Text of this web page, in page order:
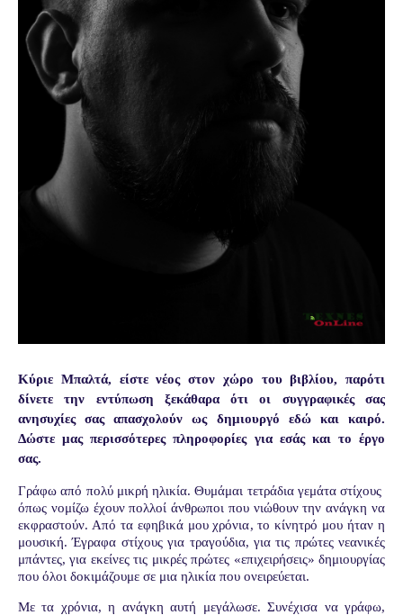
Κύριε Μπαλτά, είστε νέος στον χώρο του βιβλίου, παρότι
δίνετε την εντύπωση ξεκάθαρα ότι οι συγγραφικές σας
ανησυχίες σας απασχολούν ως δημιουργό εδώ και καιρό.
Δώστε μας περισσότερες πληροφορίες για εσάς και το έργο
σας.
Γράφω από πολύ μικρή ηλικία. Θυμάμαι τετράδια γεμάτα στίχους
όπως νομίζω έχουν πολλοί άνθρωποι που νιώθουν την ανάγκη να
εκφραστούν. Από τα εφηβικά μου χρόνια, το κίνητρό μου ήταν η
μουσική. Έγραφα στίχους για τραγούδια, για τις πρώτες νεανικές
μπάντες, για εκείνες τις μικρές πρώτες «επιχειρήσεις» δημιουργίας
που όλοι δοκιμάζουμε σε μια ηλικία που ονειρεύεται.
Με τα χρόνια, η ανάγκη αυτή μεγάλωσε. Συνέχισα να γράφω,